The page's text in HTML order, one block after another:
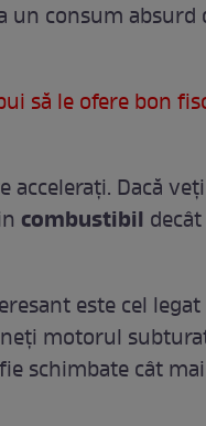
un consum absurd
să le ofere bon
Dacă
combustibil
este cel
motorul
schimbate cât